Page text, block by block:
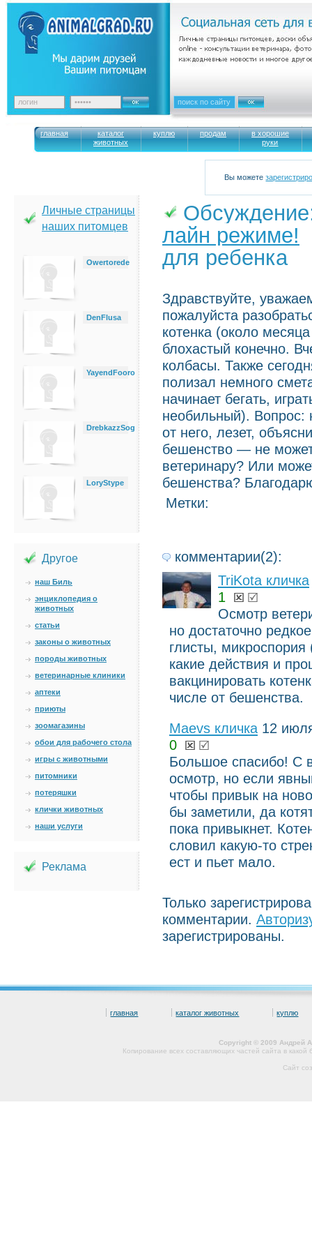
главная
каталог
животных
куплю продам
в хорошие
руки
Вы можете
Личные страницы
наших питомцев
Owertorede
DenFlusa
YayendFooro
DrebkazzSog
LoryStype
Другое
наш Биль
энциклопедия о
животных
статьи
законы о животных
породы животных
ветеринарные клиники
аптеки
приюты
зоомагазины
обои для рабочего стола
игры с животными
питомники
потеряшки
клички животных
наши услуги
Реклама
лайн режиме!
для ребенка
Здравствуйте,
пожалуйста
котенка (около
блохастый конечно.
колбасы. Также
полизал немного
начинает бегать,
необильный). Вопрос:
от него, лезет,
бешенство — не
ветеринару? Или
бешенства?
Метки:
комментарии(2):
TriKota кличка
1
Осмотр
но достаточно
глисты,
какие действия и
вакцинировать
числе от бешенства.
Maevs кличка 12
0
Большое спасибо! С
осмотр, но если
чтобы привык на
бы заметили, да
пока привыкнет.
словил какую-то
ест и пьет мало.
Только
комментарии.
зарегистрированы.
главная каталог животных куплю
Copyright © 2009 Андрей
Копирование всех составляющих частей сайта в
Сайт